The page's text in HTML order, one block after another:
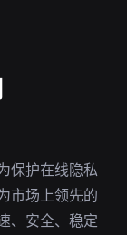
保护在线隐私
市场上领先的
、安全、稳定